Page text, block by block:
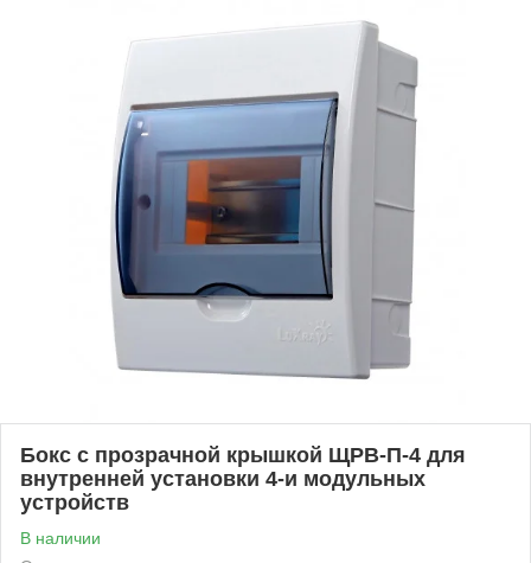
Бокс с прозрачной крышкой ЩРВ-П-4 для
внутренней установки 4-и модульных
устройств
В наличии